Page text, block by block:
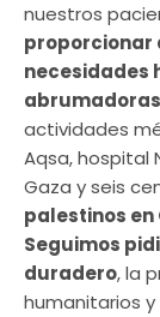
nuestros
proporcionar
necesidades
actividades
Aqsa, hospital
Gaza y seis
palestinos
Seguimos
duradero, la
humanitarios